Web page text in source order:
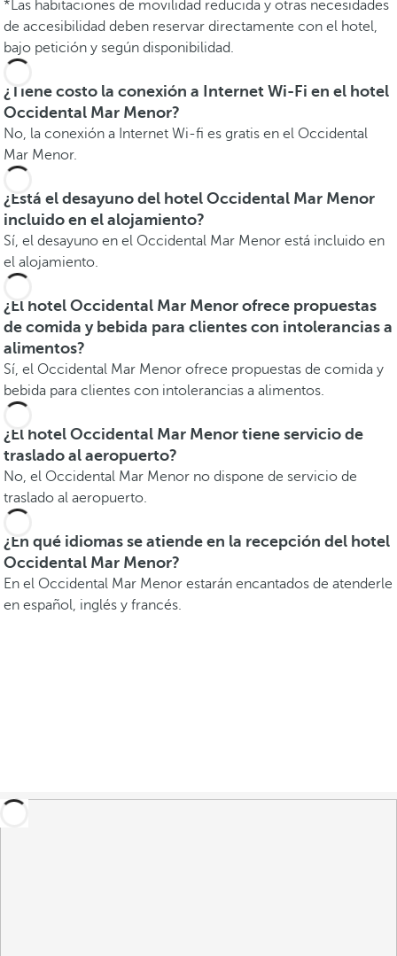
*Las habitaciones de movilidad reducida y otras necesidades
de accesibilidad deben reservar directamente con el hotel,
bajo petición y según disponibilidad.
¿Tiene costo la conexión a Internet Wi-Fi en el hotel
Occidental Mar Menor?
No, la conexión a Internet Wi-fi es gratis en el Occidental
Mar Menor.
¿Está el desayuno del hotel Occidental Mar Menor
incluido en el alojamiento?
Sí, el desayuno en el Occidental Mar Menor está incluido en
el alojamiento.
¿El hotel Occidental Mar Menor ofrece propuestas
de comida y bebida para clientes con intolerancias a
alimentos?
Sí, el Occidental Mar Menor ofrece propuestas de comida y
bebida para clientes con intolerancias a alimentos.
¿El hotel Occidental Mar Menor tiene servicio de
traslado al aeropuerto?
No, el Occidental Mar Menor no dispone de servicio de
traslado al aeropuerto.
¿En qué idiomas se atiende en la recepción del hotel
Occidental Mar Menor?
En el Occidental Mar Menor estarán encantados de atenderle
en español, inglés y francés.